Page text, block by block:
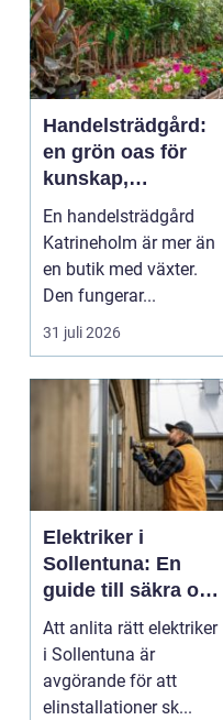
Handelsträdgård:
en grön oas för
kunskap,
inspiration och
odlarglädje
En handelsträdgård
Katrineholm är mer än
en butik med växter.
Den fungerar...
31 juli 2026
Elektriker i
Sollentuna: En
guide till säkra och
pålitliga
elinstallationer
Att anlita rätt elektriker
i Sollentuna är
avgörande för att
elinstallationer sk...